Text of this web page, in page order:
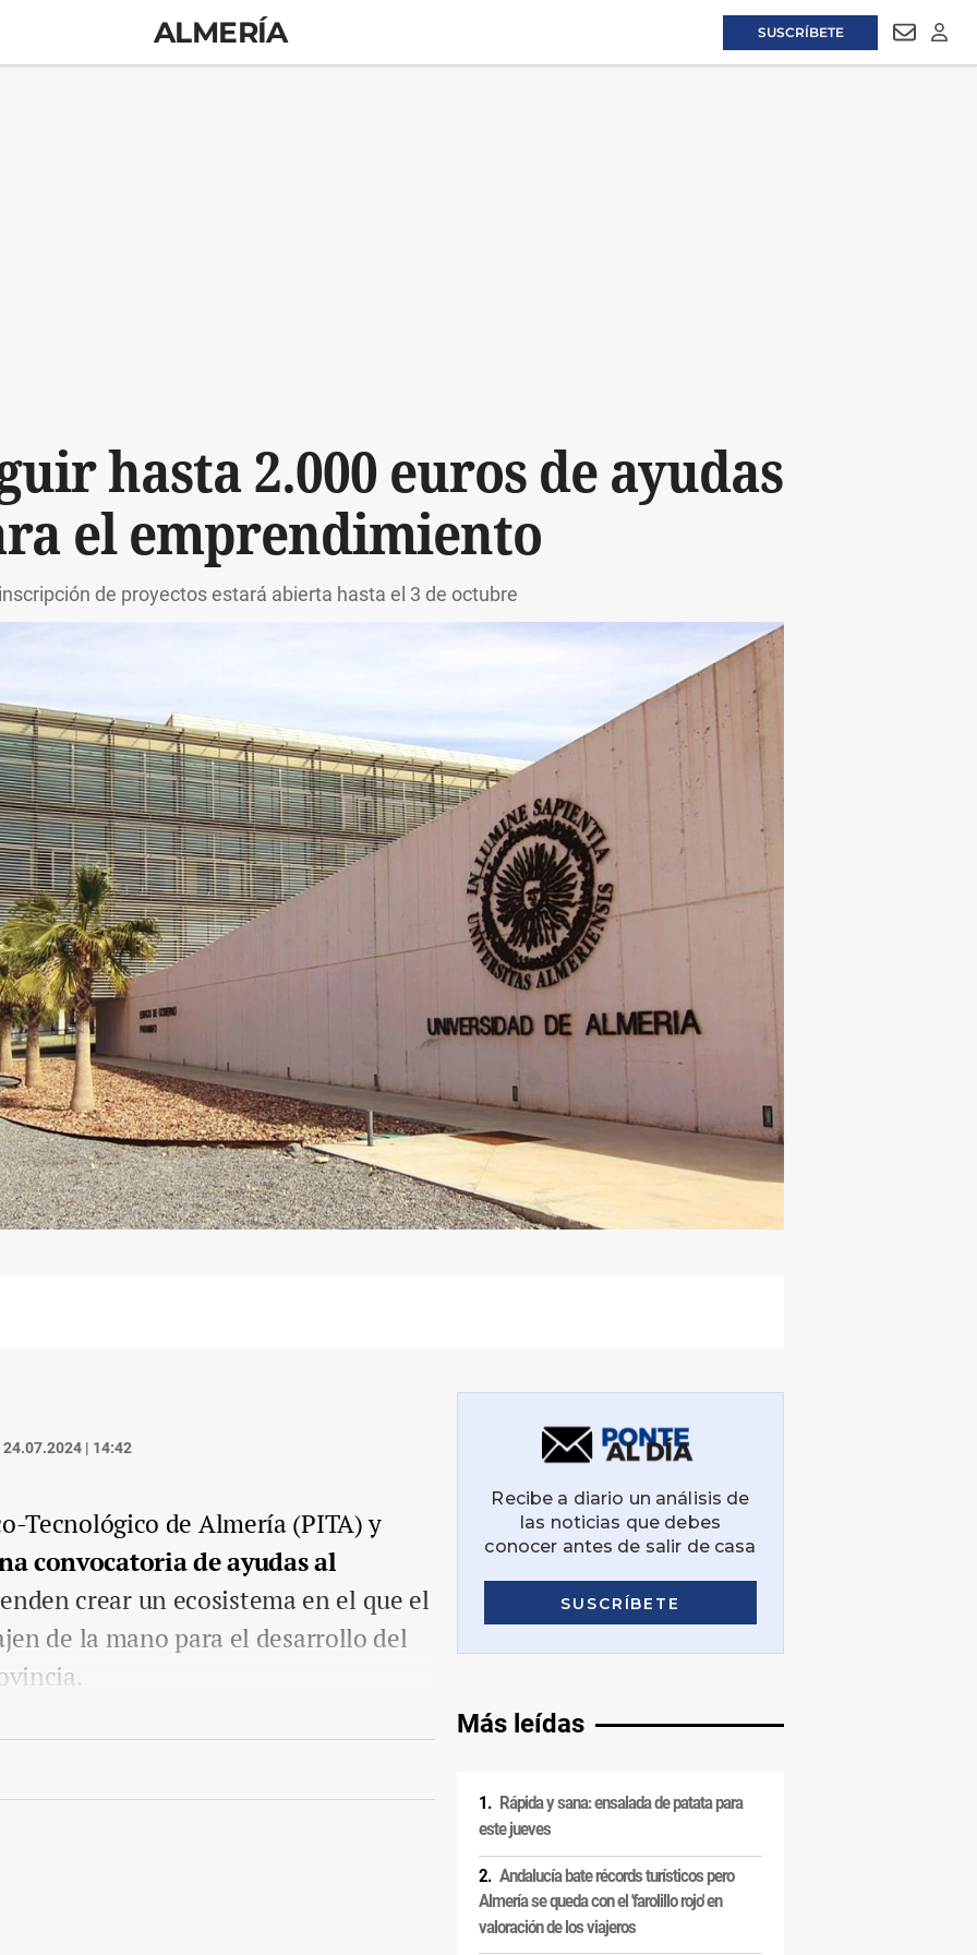
SUSCRÍBETE
ALMERÍA
hasta 2.000 euros de ayudas
el emprendimiento
de proyectos estará abierta hasta el 3 de octubre
24.07.2024 | 14:42
Tecnológico de Almería (PITA) y
convocatoria de ayudas al
crear un ecosistema en el que el
de la mano para el desarrollo del
Más leídas
Rápida y sana: ensalada de patata para
este jueves
Andalucía bate récords turísticos pero
Almería se queda con el 'farolillo rojo' en
valoración de los viajeros